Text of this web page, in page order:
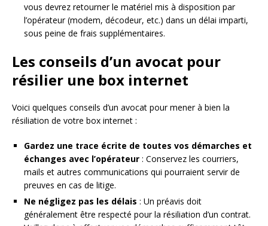
vous devrez retourner le matériel mis à disposition par
l’opérateur (modem, décodeur, etc.) dans un délai imparti,
sous peine de frais supplémentaires.
Les conseils d’un avocat pour
résilier une box internet
Voici quelques conseils d’un avocat pour mener à bien la
résiliation de votre box internet :
Gardez une trace écrite de toutes vos démarches et
échanges avec l’opérateur : Conservez les courriers,
mails et autres communications qui pourraient servir de
preuves en cas de litige.
Ne négligez pas les délais : Un préavis doit
généralement être respecté pour la résiliation d’un contrat.